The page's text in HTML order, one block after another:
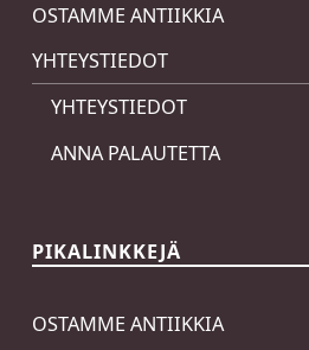
OSTAMME ANTIIKKIA
YHTEYSTIEDOT
YHTEYSTIEDOT
ANNA PALAUTETTA
PIKALINKKEJÄ
OSTAMME ANTIIKKIA